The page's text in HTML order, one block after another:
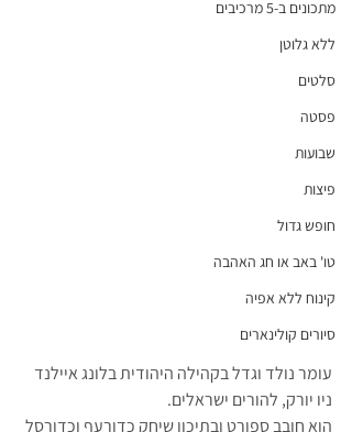
מתכונים ב-5 מרכיבים
ללא גלוטן
סלטים
פסטה
שבועות
פיצות
חופש גדול
טו' באב או חג האהבה
קינוח ללא אפיה
סיורים קולינארים
עומר נולד וגדל בקהילה היהודית בלונג איילנד
ניו יורק, להורים ישראלים.
הוא חובב ספורט ובתיכון שיחק כדורעף וכדורסל